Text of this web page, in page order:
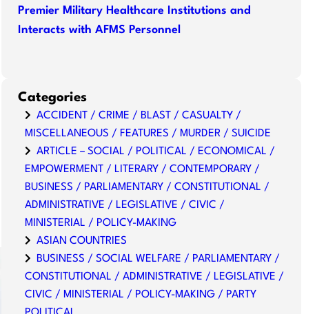
Premier Military Healthcare Institutions and
Interacts with AFMS Personnel
Categories
ACCIDENT / CRIME / BLAST / CASUALTY /
MISCELLANEOUS / FEATURES / MURDER / SUICIDE
ARTICLE – SOCIAL / POLITICAL / ECONOMICAL /
EMPOWERMENT / LITERARY / CONTEMPORARY /
BUSINESS / PARLIAMENTARY / CONSTITUTIONAL /
ADMINISTRATIVE / LEGISLATIVE / CIVIC /
MINISTERIAL / POLICY-MAKING
ASIAN COUNTRIES
BUSINESS / SOCIAL WELFARE / PARLIAMENTARY /
CONSTITUTIONAL / ADMINISTRATIVE / LEGISLATIVE /
CIVIC / MINISTERIAL / POLICY-MAKING / PARTY